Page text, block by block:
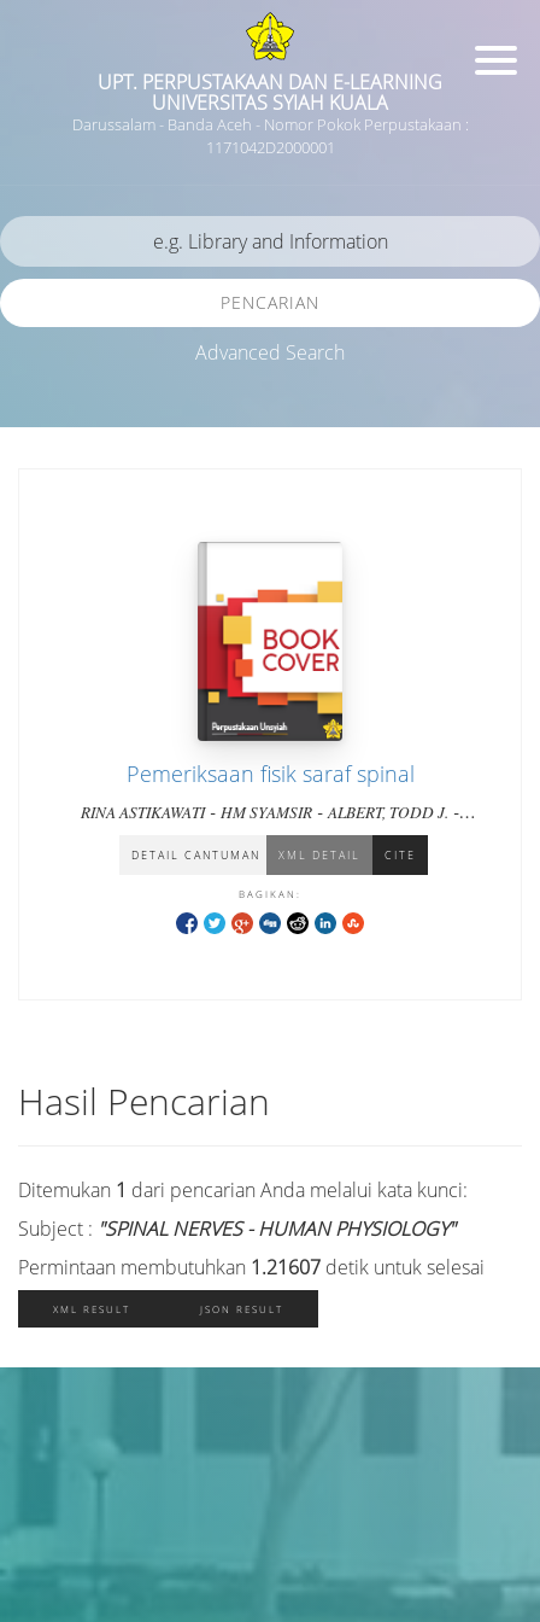
UPT. PERPUSTAKAAN DAN E-LEARNING
UNIVERSITAS SYIAH KUALA
Darussalam - Banda Aceh - Nomor Pokok Perpustakaan :
1171042D2000001
PENCARIAN
Advanced Search
Pemeriksaan fisik saraf spinal
RINA ASTIKAWATI- HM SYAMSIR - ALBERT, TODD J. -
VACCARO, ALEXANDER R.-SALLY CAROLINA
DETAIL CANTUMAN XML DETAIL CITE
BAGIKAN:
Hasil Pencarian
Ditemukan 1 dari pencarian Anda melalui kata kunci:
Subject : "SPINAL NERVES - HUMAN PHYSIOLOGY"
Permintaan membutuhkan 1.21607 detik untuk selesai
XML RESULT JSON RESULT